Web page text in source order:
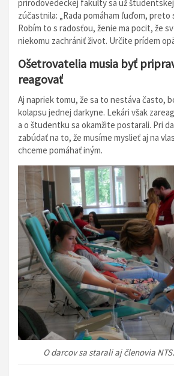
prírodovedeckej fakulty sa už
zúčastnila: „Rada pomáham ľuďom,
Robím to s radosťou, ženie ma pocit, že
niekomu zachrániť život. Určite prídem
Ošetrovatelia musia byť
reagovať
Aj napriek tomu, že sa to nestáva často,
kolapsu jednej darkyne. Lekári však
a o študentku sa okamžite postarali. Pri
zabúdať na to, že musíme myslieť aj na
chceme pomáhať iným.
O darcov sa starali aj členovia